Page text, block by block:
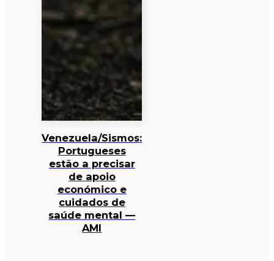
Venezuela/Sismos:
Portugueses
estão a precisar
de apoio
económico e
cuidados de
saúde mental —
AMI